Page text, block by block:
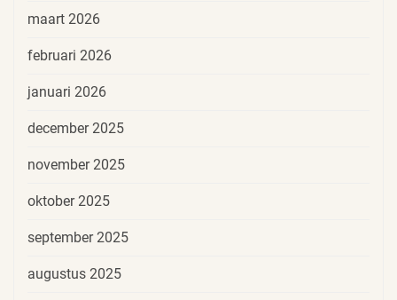
maart 2026
februari 2026
januari 2026
december 2025
november 2025
oktober 2025
september 2025
augustus 2025